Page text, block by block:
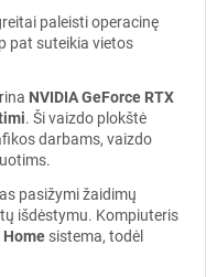
paleisti operacinę
pat suteikia vietos
NVIDIA GeForce RTX
. Ši vaizdo plokštė
darbams, vaizdo
pasižymi žaidimų
išdėstymu. Kompiuteris
Homesistema, todėl